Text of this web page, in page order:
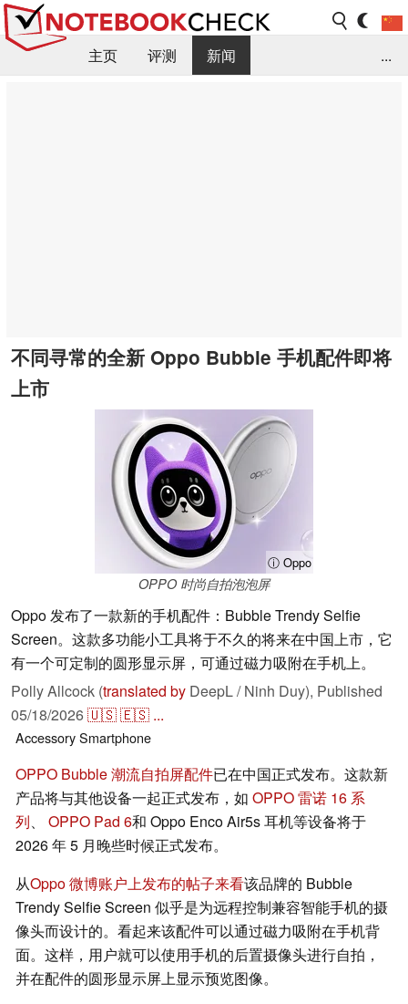
主页 评测
新闻
...
不同寻常的全新 Oppo Bubble 手机配件即将
上市
ⓘ Oppo
OPPO 时尚自拍泡泡屏
Oppo 发布了一款新的手机配件：Bubble Trendy Selfie
Screen。这款多功能小工具将于不久的将来在中国上市，它
有一个可定制的圆形显示屏，可通过磁力吸附在手机上。
Polly Allcock (translated by DeepL / Ninh Duy), Published
05/18/2026🇺🇸🇪🇸 ...
AccessorySmartphone
OPPO Bubble 潮流自拍屏配件已在中国正式发布。这款新
产品将与其他设备一起正式发布，如 OPPO 雷诺 16 系
列、 OPPO Pad 6和 Oppo Enco Air5s 耳机等设备将于
2026 年 5 月晚些时候正式发布。
从Oppo 微博账户上发布的帖子来看该品牌的 Bubble
Trendy Selfie Screen 似乎是为远程控制兼容智能手机的摄
像头而设计的。看起来该配件可以通过磁力吸附在手机背
面。这样，用户就可以使用手机的后置摄像头进行自拍，
并在配件的圆形显示屏上显示预览图像。